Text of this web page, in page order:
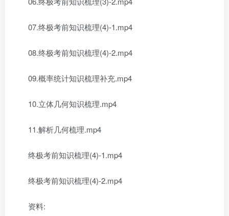
07.终极考前知识梳理(4)-1.mp4
08.终极考前知识梳理(4)-2.mp4
09.概率统计知识梳理补充.mp4
10.立体几何知识梳理.mp4
11.解析几何梳理.mp4
终极考前知识梳理(4)-1.mp4
终极考前知识梳理(4)-2.mp4
资料: